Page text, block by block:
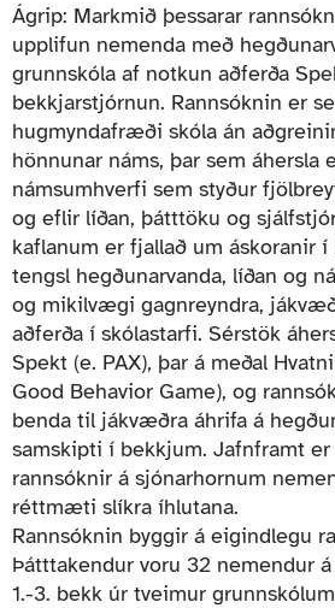
Ágrip: Markmið þessarar
upplifun nemenda með
grunnskóla af notkun aðferða
bekkjarstjórnun. Rannsóknin er
hugmyndafræði skóla án
hönnunar náms, þar sem áhersla
námsumhverfi sem styður
og eflir líðan, þátttöku og
kaflanum er fjallað um áskoranir
tengsl hegðunarvanda, líðan og
og mikilvægi gagnreyndra,
aðferða í skólastarfi. Sérstök
Spekt (e. PAX), þar á meðal
Good Behavior Game), og
benda til jákvæðra áhrifa á
samskipti í bekkjum. Jafnframt
rannsóknir á sjónarhornum
réttmæti slíkra íhlutana.
Rannsóknin byggir á eigindlegu
Þátttakendur voru 32 nemendur
1.-3. bekk úr tveimur